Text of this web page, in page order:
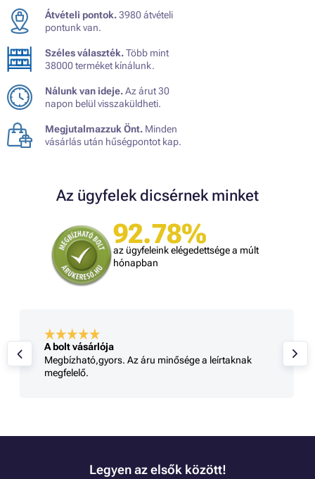
Átvételi pontok.3980 átvételi
pontunk van.
Széles választék.Több mint
38000 terméket kínálunk.
Nálunk van ideje.Az árut 30
napon belül visszaküldheti.
Megjutalmazzuk Önt. Minden
vásárlás után hűségpontot kap.
Az ügyfelek dicsérnek minket
92.78%
az ügyfeleink elégedettsége a múlt
hónapban
A bolt vásárlója
Megbízható,gyors. Az áru minősége a leírtaknak
megfelelő.
Legyen az elsők között!